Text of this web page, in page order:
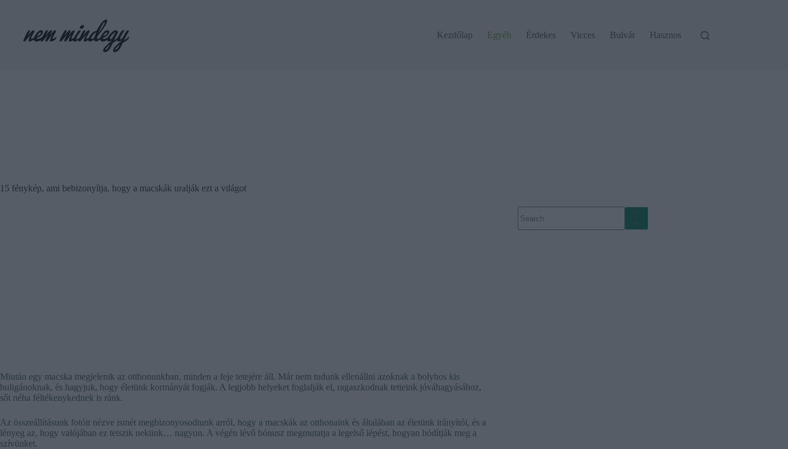
Kezdőlap
Egyéb Érdekes Vicces Bulvár Hasznos
15 fénykép, ami bebizonyítja, hogy a macskák uralják ezt a világot
Miután egy macska megjelenik az otthonunkban, minden a feje tetejére áll. Már nem tudunk ellenállni azoknak a bolyhos kis
huligánoknak, és hagyjuk, hogy életünk kormányát fogják. A legjobb helyeket foglalják el, ragaszkodnak tetteink jóváhagyásához,
sőt néha féltékenykednek is ránk.
Az összeállításunk fotóit nézve ismét megbizonyosodtunk arról, hogy a macskák az otthonaink és általában az életünk irányítói, és a
lényeg az, hogy valójában ez tetszik nekünk… nagyon. A végén lévő bónusz megmutatja a legelső lépést, hogyan hódítják meg a
szívünket.
results